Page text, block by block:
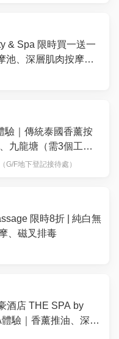
& Spa 限時買一送一
池、深層肌肉按摩｜
驗｜傳統泰國香薰按
九龍塘（需3個工作
G/F地下登記接待處）
限時8折 | 純白無
、磁叉排毒
酒店 THE SPA by
驗｜香薰推油、深層